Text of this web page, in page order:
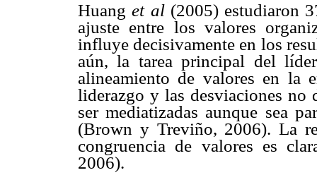
Huanget al(2005) estudiaron
ajuste entre los valores
influye decisivamente en los
aún, la tarea principal del
alineamiento de valores en la
liderazgo y las desviaciones no
ser mediatizadas aunque sea
(Brown y Treviño, 2006). La
congruencia de valores es
2006).